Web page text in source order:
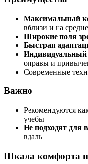
Максимальный
вблизи и на
Широкие поля
Быстрая
Индивидуальный
оправы и
Современные
Важно
Рекомендуются
учебы
Не подходят для
вдаль
Шкала комфорта